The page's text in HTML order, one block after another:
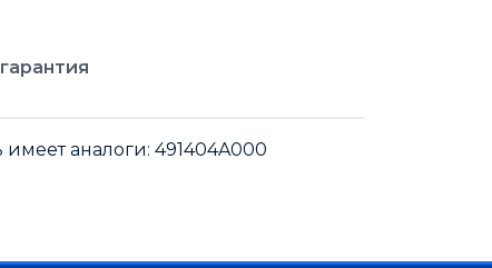
аналоги: 491404A000